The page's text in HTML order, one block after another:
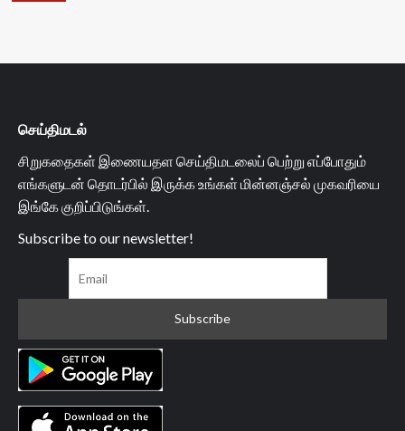
செய்திமடல்
சிறுகதைகள் இணையதள செய்திமடலைப் பெற்று எப்போதும்
எங்களுடன் தொடர்பில் இருக்க உங்கள் மின்னஞ்சல் முகவரியை
இங்கே குறிப்பிடுங்கள்.
Subscribe to our newsletter!